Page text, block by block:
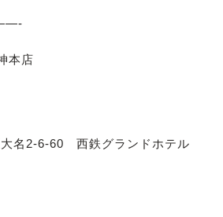
本店
名2-6-60 西鉄グランドホテル